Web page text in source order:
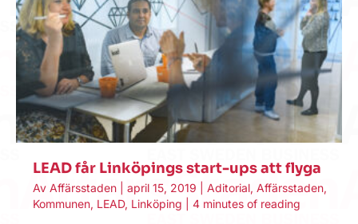
LEAD får Linköpings start-ups att flyga
Av Affärsstaden april 15, 2019 Aditorial, Affärsstaden,
Kommunen, LEAD, Linköping 4 minutes of reading